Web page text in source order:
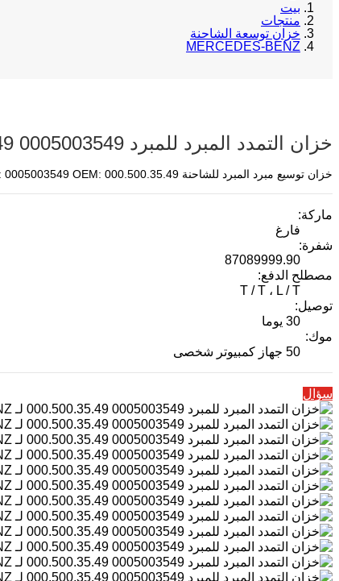
بيت
منتجات
خزان توسعة الشاحنة
MERCEDES-BENZ
خزان التمدد المبرد للمبرد 0005003549 000.500.35.49 لـ MERCEDES-BENZ
خزان توسيع مبرد المبرد للشاحنة OEM: 0005003549 OEM: 000.500.35.49 مناسب لـ MERCEDES-BENZ Citaro Connect
ماركة:
فارغ
شفرة:
87089999.90
مصطلح الدفع:
T / T ، L / T
توصيل:
30 يوما
موك:
50 جهاز كمبيوتر شخصى
سؤال